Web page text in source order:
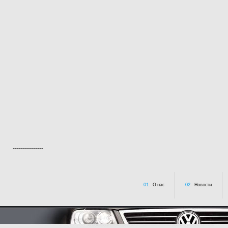
---------------
01. О нас 02. Новости